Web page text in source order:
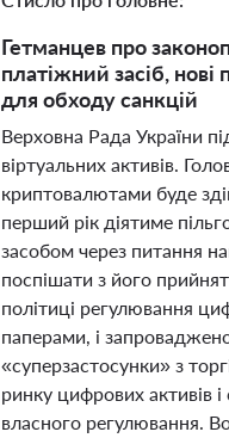
Гетманцев про
платіжний засіб,
для обходу санкцій
Верховна Рада України
віртуальних активів.
криптовалютами буде
перший рік діятиме
засобом через питання
поспішати з його
політиці регулювання
паперами, і
«суперзастосунки» з
ринку цифрових активів
власного регулювання.